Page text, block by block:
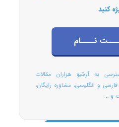
کنید
نــــام
به آرشیو هزاران مقالات
و انگلیسی، مشاوره رایگان،
و ...